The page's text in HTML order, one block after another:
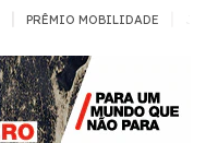
PRÊMIO MOBILIDADE